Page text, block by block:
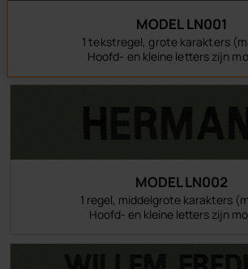
MODEL LN001
1 tekstregel, grote karakters
Hoofd- en kleine letters zijn
MODEL LN002
1 regel, middelgrote karakters
Hoofd- en kleine letters zijn